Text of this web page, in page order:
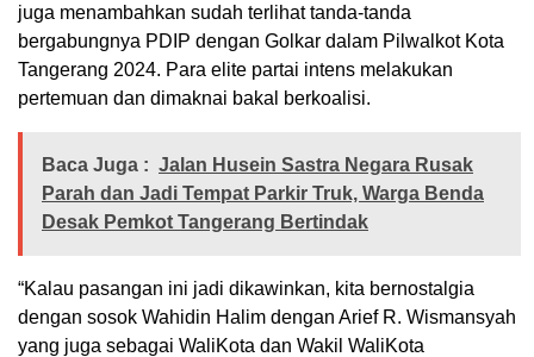
juga menambahkan sudah terlihat tanda-tanda
bergabungnya PDIP dengan Golkar dalam Pilwalkot Kota
Tangerang 2024. Para elite partai intens melakukan
pertemuan dan dimaknai bakal berkoalisi.
Baca Juga : Jalan Husein Sastra Negara Rusak
Parah dan Jadi Tempat Parkir Truk, Warga Benda
Desak Pemkot Tangerang Bertindak
“Kalau pasangan ini jadi dikawinkan, kita bernostalgia
dengan sosok Wahidin Halim dengan Arief R. Wismansyah
yang juga sebagai WaliKota dan Wakil WaliKota